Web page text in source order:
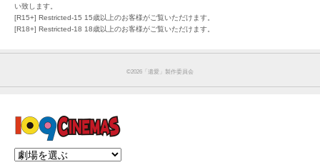
い致します。
[R15+] Restricted-15 15歳以上のお客様がご覧いただけます。
[R18+] Restricted-18 18歳以上のお客様がご覧いただけます。
©︎2026「遺愛」製作委員会